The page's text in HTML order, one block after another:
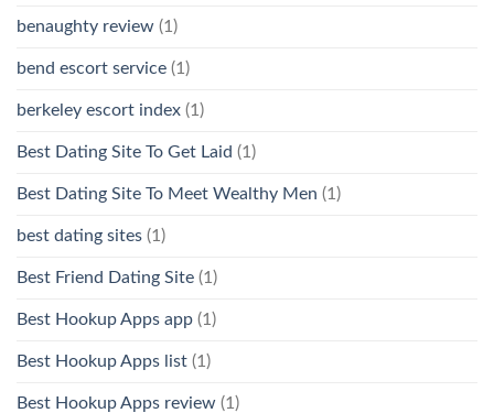
benaughty review (1)
bend escort service (1)
berkeley escort index (1)
Best Dating Site To Get Laid (1)
Best Dating Site To Meet Wealthy Men (1)
best dating sites (1)
Best Friend Dating Site (1)
Best Hookup Apps app (1)
Best Hookup Apps list (1)
Best Hookup Apps review (1)